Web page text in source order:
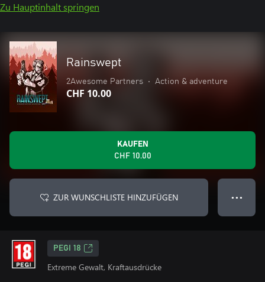
Zu Hauptinhalt springen
Rainswept
2Awesome Partners • Action & adventure
CHF 10.00
KAUFEN
CHF 10.00
ZUR WUNSCHLISTE HINZUFÜGEN ● ● ●
PEGI 18
Extreme Gewalt, Kraftausdrücke